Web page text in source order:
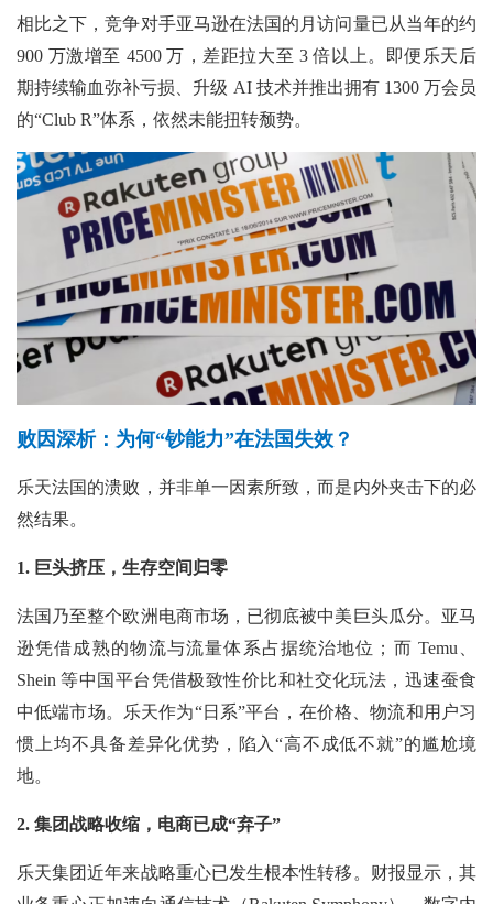
相比之下，竞争对手亚马逊在法国的月访问量已从当年的约
900 万激增至 4500 万，差距拉大至 3 倍以上。即便乐天后
期持续输血弥补亏损、升级 AI 技术并推出拥有 1300 万会员
的“Club R”体系，依然未能扭转颓势。
败因深析：为何“钞能力”在法国失效？
乐天法国的溃败，并非单一因素所致，而是内外夹击下的必
然结果。
1. 巨头挤压，生存空间归零
法国乃至整个欧洲电商市场，已彻底被中美巨头瓜分。亚马
逊凭借成熟的物流与流量体系占据统治地位；而 Temu、
Shein 等中国平台凭借极致性价比和社交化玩法，迅速蚕食
中低端市场。乐天作为“日系”平台，在价格、物流和用户习
惯上均不具备差异化优势，陷入“高不成低不就”的尴尬境
地。
2. 集团战略收缩，电商已成“弃子”
乐天集团近年来战略重心已发生根本性转移。财报显示，其